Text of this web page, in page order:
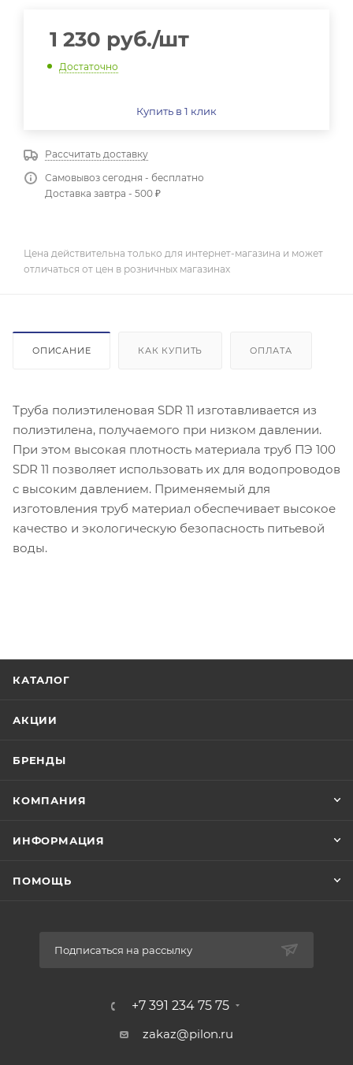
1 230 руб./шт
Достаточно
Купить в 1 клик
Рассчитать доставку
Самовывоз сегодня - бесплатно
Доставка завтра - 500 ₽
Цена действительна только для интернет-магазина и может
отличаться от цен в розничных магазинах
ОПИСАНИЕ КАК КУПИТЬ ОПЛАТА
Труба полиэтиленовая SDR 11 изготавливается из
полиэтилена, получаемого при низком давлении.
При этом высокая плотность материала труб ПЭ 100
SDR 11 позволяет использовать их для водопроводов
с высоким давлением. Применяемый для
изготовления труб материал обеспечивает высокое
качество и экологическую безопасность питьевой
воды.
КАТАЛОГ
АКЦИИ
БРЕНДЫ
КОМПАНИЯ
ИНФОРМАЦИЯ
ПОМОЩЬ
Подписаться на рассылку
+7 391 234 75 75
zakaz@pilon.ru